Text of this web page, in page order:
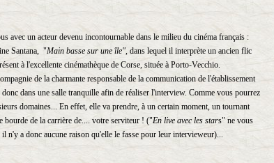
avec un acteur devenu incontournable dans le milieu du cinéma français :
Santana, "Main basse sur une île", dans lequel il interprète un ancien flic
à l'excellente cinémathèque de Corse, située à Porto-Vecchio.
de la charmante responsable de la communication de l'établissement
dans une salle tranquille afin de réaliser l'interview. Comme vous pourrez
domaines... En effet, elle va prendre, à un certain moment, un tournant
bourde de la carrière de.... votre serviteur ! ("En live avec les stars" ne vous
il n'y a donc aucune raison qu'elle le fasse pour leur intervieweur)...